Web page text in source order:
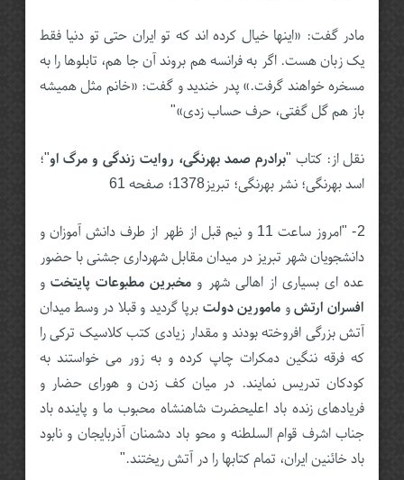
مادر گفت: «اینها خیال کرده اند که تو ایران حتی تو دنیا فقط
یک زبان هست. اگر به فرانسه هم بروند آن جا هم، تابلوها را به
مسخره خواهند گرفت.» پدر خندید و گفت: «خانم مثل همیشه
باز هم گل گفتی، حرف حساب زدی»"
نقل از: کتاب "برادرم صمد بهرنگی، روایت زندگی و مرگ او"؛
اسد بهرنگی؛ نشر بهرنگی؛ تبریز1378؛ صفحه 61
2- "امروز ساعت 11 و نیم قبل از ظهر از طرف دانش آموزان و
دانشجویان شهر تبریز در میدان مقابل شهرداری جشنی با حضور
عده ای بسیاری از اهالی شهر و مخبرین مطبوعات پایتخت و
افسران ارتشو مامورین دولت برپا گردید و قبلا در وسط میدان
آتش بزرگی افروخته بودند و مقدار زیادی کتب کلاسیک ترکی را
که فرقه ننگین دمکرات چاپ کرده و به زور می خواستند به
کودکان تدریس نمایند. در میان کف زدن و هورای حضار و
فریادهای زنده باد اعلیحضرت شاهنشاه محبوب ما و پاینده باد
جناب اشرف قوام السلطنه و محو باد دشمنان آذربایجان و نابود
باد خائنین ایران، تمام کتابها را در آتش ریختند."